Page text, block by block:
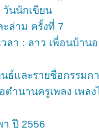
นนักเขียน
ล่าม ครั้งที่ 7
วลา : ลาว เพื่อนบ้า
ธ์และรายชื่อกรรมก
ตำนานครูเพลง เพล
า ปี 2556